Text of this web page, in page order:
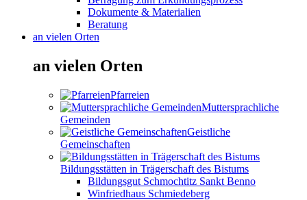
Dokumente & Materialien
Beratung
an vielen Orten
an vielen Orten
Pfarreien
Muttersprachliche
Gemeinden
Geistliche
Gemeinschaften
Bildungsstätten in Trägerschaft des Bistums
Bildungsgut Schmochtitz Sankt Benno
Winfriedhaus Schmiedeberg